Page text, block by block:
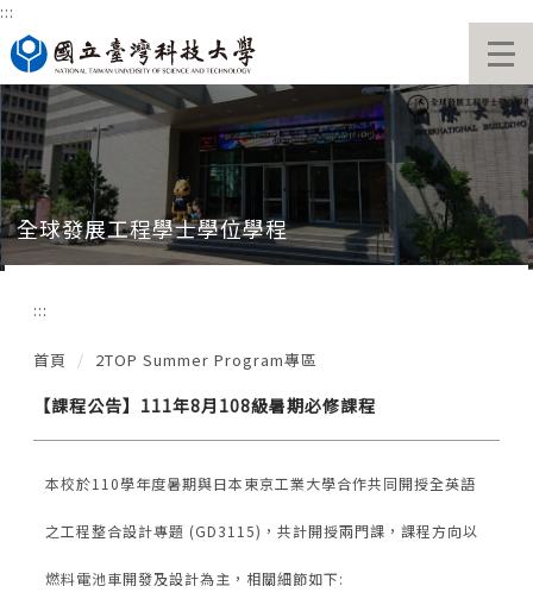
跳
到
主
要
內
容
區
:::
全球發展工程學士學位學程
:::
首頁 2TOP Summer Program專區
【課程公告】111年8月108級暑期必修課程
本校於110學年度暑期與日本東京工業大學合作共同開授全英語
之工程整合設計專題 (GD3115)，共計開授兩門課，課程方向以
燃料電池車開發及設計為主，相關細節如下: